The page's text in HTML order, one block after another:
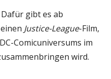
gibt es ab
Justice-League-Film,
Comicuniversums im
wird.